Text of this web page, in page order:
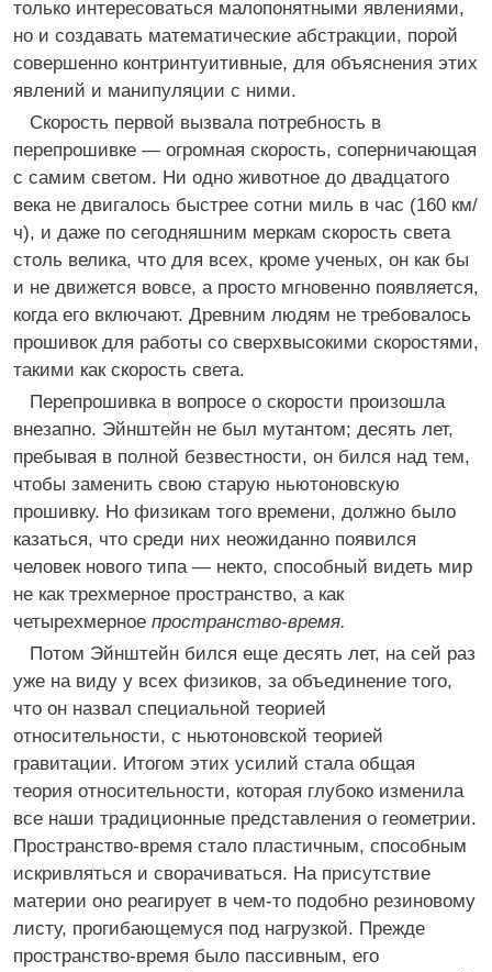
только интересоваться малопонятными явлениями,
но и создавать математические абстракции, порой
совершенно контринтуитивные, для объяснения этих
явлений и манипуляции с ними.
Скорость первой вызвала потребность в
перепрошивке — огромная скорость, соперничающая
с самим светом. Ни одно животное до двадцатого
века не двигалось быстрее сотни миль в час (160 км/
ч), и даже по сегодняшним меркам скорость света
столь велика, что для всех, кроме ученых, он как бы
и не движется вовсе, а просто мгновенно появляется,
когда его включают. Древним людям не требовалось
прошивок для работы со сверхвысокими скоростями,
такими как скорость света.
Перепрошивка в вопросе о скорости произошла
внезапно. Эйнштейн не был мутантом; десять лет,
пребывая в полной безвестности, он бился над тем,
чтобы заменить свою старую ньютоновскую
прошивку. Но физикам того времени, должно было
казаться, что среди них неожиданно появился
человек нового типа — некто, способный видеть мир
не как трехмерное пространство, а как
четырехмерное пространство-время.
Потом Эйнштейн бился еще десять лет, на сей раз
уже на виду у всех физиков, за объединение того,
что он назвал специальной теорией
относительности, с ньютоновской теорией
гравитации. Итогом этих усилий стала общая
теория относительности, которая глубоко изменила
все наши традиционные представления о геометрии.
Пространство-время стало пластичным, способным
искривляться и сворачиваться. На присутствие
материи оно реагирует в чем-то подобно резиновому
листу, прогибающемуся под нагрузкой. Прежде
пространство-время было пассивным, его